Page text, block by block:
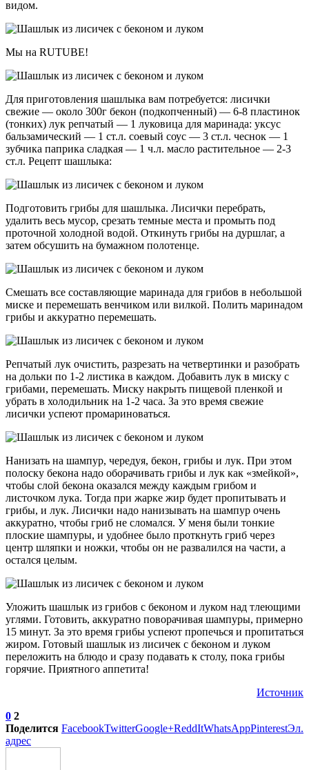
видом.
Мы на RUTUBE!
Для приготовления шашлыка вам потребуется: лисички
свежие — около 300г бекон (подкопченный) — 6-8 пластинок
(тонких) лук репчатый — 1 луковица для маринада: уксус
бальзамический — 1 ст.л. соевый соус — 3 ст.л. чеснок — 1
зубчика паприка сладкая — 1 ч.л. масло растительное — 2-3
ст.л. Рецепт шашлыка:
Подготовить грибы для шашлыка. Лисички перебрать,
удалить весь мусор, срезать темные места и промыть под
проточной холодной водой. Откинуть грибы на дуршлаг, а
затем обсушить на бумажном полотенце.
Смешать все составляющие маринада для грибов в небольшой
миске и перемешать венчиком или вилкой. Полить маринадом
грибы и аккуратно перемешать.
Репчатый лук очистить, разрезать на четвертинки и разобрать
на дольки по 1-2 листика в каждом. Добавить лук в миску с
грибами, перемешать. Миску накрыть пищевой пленкой и
убрать в холодильник на 1-2 часа. За это время свежие
лисички успеют промариноваться.
Нанизать на шампур, чередуя, бекон, грибы и лук. При этом
полоску бекона надо оборачивать грибы и лук как «змейкой»,
чтобы слой бекона оказался между каждым грибом и
листочком лука. Тогда при жарке жир будет пропитывать и
грибы, и лук. Лисички надо нанизывать на шампур очень
аккуратно, чтобы гриб не сломался. У меня были тонкие
плоские шампуры, и удобнее было проткнуть гриб через
центр шляпки и ножки, чтобы он не развалился на части, а
остался целым.
Уложить шашлык из грибов с беконом и луком над тлеющими
углями. Готовить, аккуратно поворачивая шампуры, примерно
15 минут. За это время грибы успеют пропечься и пропитаться
жиром. Готовый шашлык из лисичек с беконом и луком
переложить на блюдо и сразу подавать к столу, пока грибы
горячие. Приятного аппетита!
Источник
0 2
Поделится FacebookTwitterGoogle+ReddItWhatsAppPinterestЭл.
адрес